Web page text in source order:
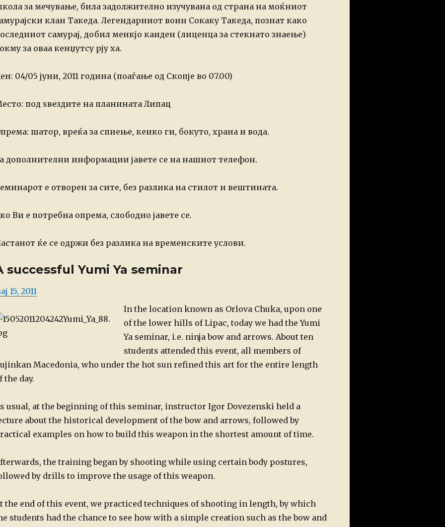
за мечување, била задолжително изучувана од страна на моќниот
клан Такеда. Легендарниот воин Сокаку Такеда, познат како
самурај, добил менкјо каиден (лиценца за стекнато знаење)
за оваа кенџутсу рју ха.
04/05 јуни, 2011 година (поаѓање од Скопје во 07.00)
под ѕвездите на планината Липац
шатор, вреќа за спиење, кеико ги, бокуто, храна и вода.
дополнителни информации јавете се на нашиот телефон.
е отворен за сите, без разлика на стилот и вештината.
Ви е потребна опрема, слободно јавете се.
ќе се одржи без разлика на временските услови.
successful Yumi Ya seminar
15, 2011
In the location known as Orlova Chuka, upon one
of the lower hills of Lipac, today we had the Yumi
Ya seminar, i.e. ninja bow and arrows. About ten
students attended this event, all members of
Macedonia, who under the hot sun refined this art for the entire length
the day.
usual, at the beginning of this seminar, instructor Igor Dovezenski held a
about the historical development of the bow and arrows, followed by
examples on how to build this weapon in the shortest amount of time.
the training began by shooting while using certain body postures,
by drills to improve the usage of this weapon.
the end of this event, we practiced techniques of shooting in length, by which
students had the chance to see how with a simple creation such as the bow and